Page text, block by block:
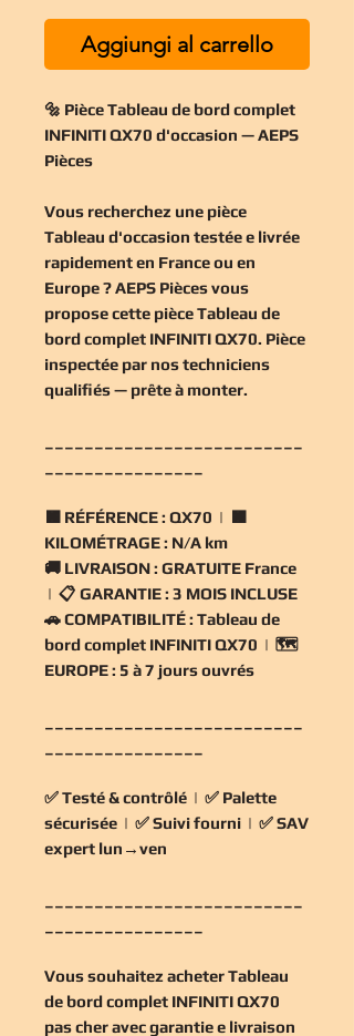
Aggiungi al carrello
🔩 Pièce Tableau de bord complet
INFINITI QX70 d'occasion — AEPS
Pièces
Vous recherchez une pièce
Tableau d'occasion testée e livrée
rapidement en France ou en
Europe ? AEPS Pièces vous
propose cette pièce Tableau de
bord complet INFINITI QX70. Pièce
inspectée par nos techniciens
qualifiés — prête à monter.
🟧 RÉFÉRENCE : QX70 | 🟧
KILOMÉTRAGE : N/A km
🚚 LIVRAISON : GRATUITE France
| 📋 GARANTIE : 3 MOIS INCLUSE
🚗COMPATIBILITÉ : Tableau de
bord complet INFINITI QX70 | 🗺️
EUROPE : 5 à 7 jours ouvrés
✅Testé & contrôlé | ✅ Palette
sécurisée | ✅Suivi fourni | ✅SAV
expert lun→ven
Vous souhaitez acheter Tableau
de bord complet INFINITI QX70
pas cheravec garantie e livraison